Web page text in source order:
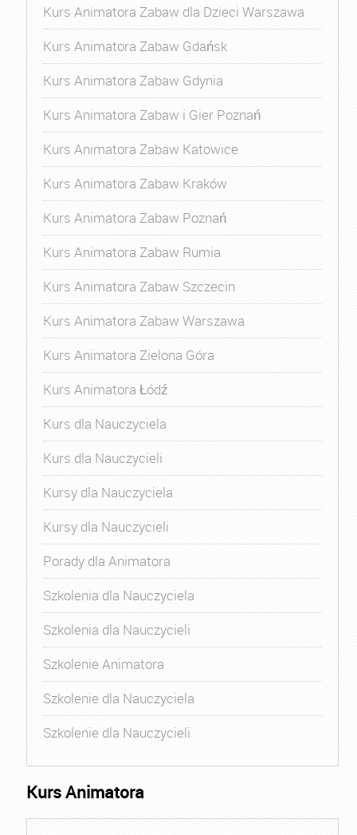
Kurs Animatora Zabaw dla Dzieci Warszawa
Kurs Animatora Zabaw Gdańsk
Kurs Animatora Zabaw Gdynia
Kurs Animatora Zabaw i Gier Poznań
Kurs Animatora Zabaw Katowice
Kurs Animatora Zabaw Kraków
Kurs Animatora Zabaw Poznań
Kurs Animatora Zabaw Rumia
Kurs Animatora Zabaw Szczecin
Kurs Animatora Zabaw Warszawa
Kurs Animatora Zielona Góra
Kurs Animatora Łódź
Kurs dla Nauczyciela
Kurs dla Nauczycieli
Kursy dla Nauczyciela
Kursy dla Nauczycieli
Porady dla Animatora
Szkolenia dla Nauczyciela
Szkolenia dla Nauczycieli
Szkolenie Animatora
Szkolenie dla Nauczyciela
Szkolenie dla Nauczycieli
Kurs Animatora